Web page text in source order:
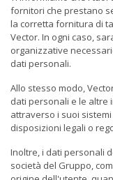
fornitori che prestano
la corretta fornitura di
Vector. In ogni caso,
organizzative
dati personali.
Allo stesso modo,
dati personali e le altre
attraverso i suoi
disposizioni legali o
Inoltre, i dati personali
società del Gruppo,